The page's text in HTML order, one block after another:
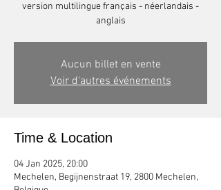
version multilingue français - néerlandais -
anglais
Aucun billet en vente
Voir d'autres événements
Time & Location
04 Jan 2025, 20:00
Mechelen, Begijnenstraat 19, 2800 Mechelen,